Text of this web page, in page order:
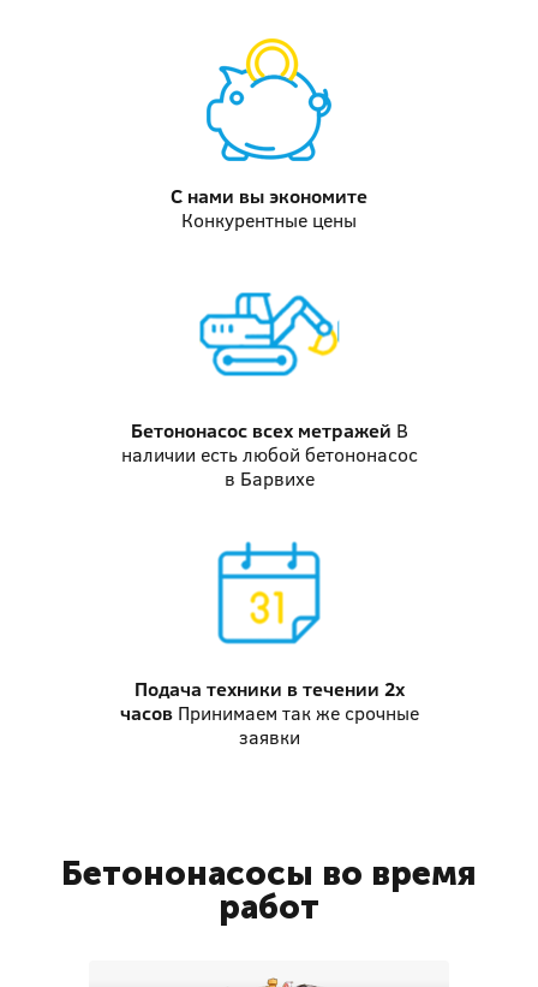
С нами выэкономите
Конкурентные цены
Бетононасосвсех метражей В
наличии есть любой бетононасос
в Барвихе
Подача техники в течении 2х
часов Принимаем так же срочные
заявки
Бетононасосы во время
работ